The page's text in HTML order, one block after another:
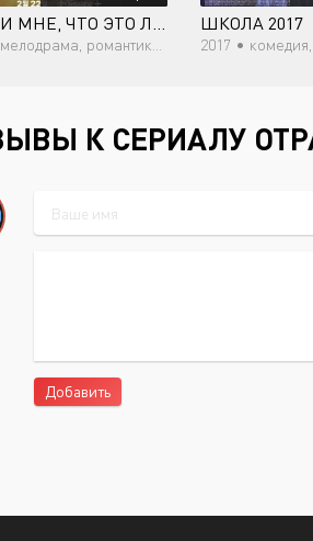
СКАЖИ МНЕ, ЧТО ЭТО ЛЮБОВЬ
мелодрама, романтика, драма
ШКОЛА 2017
2017 • комедия, мелодрама,
К СЕРИАЛУ
Добавить